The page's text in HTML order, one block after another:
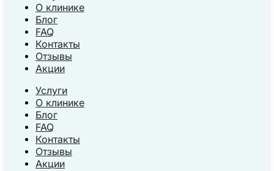
О клинике
Блог
FAQ
Контакты
Отзывы
Акции
Услуги
О клинике
Блог
FAQ
Контакты
Отзывы
Акции